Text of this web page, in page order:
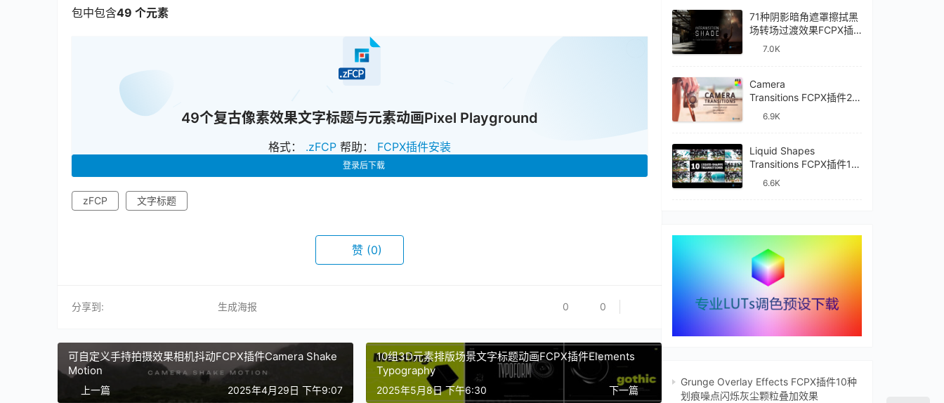
包中包含49 个元素
49个复古像素效果文字标题与元素动画Pixel Playground
格式： .zFCP 帮助： FCPX插件安装
登录后下载
已经登录？刷新
zFCP 文字标题
赞 (0)
分享到: 生成海报 0 0
可自定义手持拍摄效果相机抖动FCPX插件Camera Shake
Motion
上一篇 2025年4月29日 下午9:07
10组3D元素排版场景文字标题动画FCPX插件Elements
Typography
下一篇
2025年5月8日 下午6:30
71种阴影暗角遮罩擦拭黑
场转场过渡效果FCPX插
件mTransition Shade
7.0K
Camera
Transitions FCPX插件27
种摄像机镜头动画转场过
6.9K
Liquid Shapes
Transitions FCPX插件10
种卡通流体图形动画转场
6.6K
Grunge Overlay Effects FCPX插件10种
划痕噪点闪烁灰尘颗粒叠加效果